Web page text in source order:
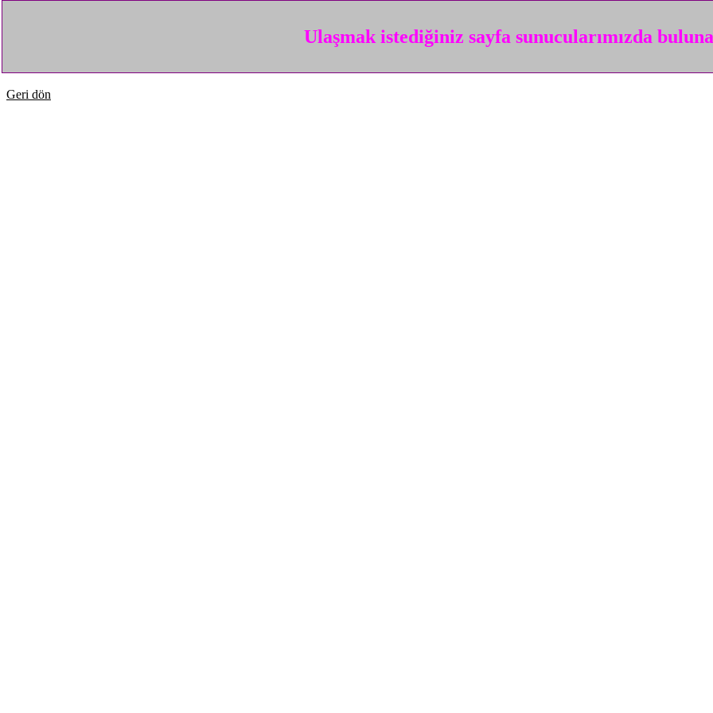
Ulaşmak istediğiniz sayfa sunucularımızda
Geri dön